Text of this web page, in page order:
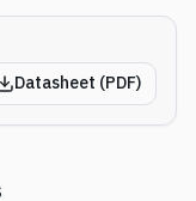
Datasheet (PDF)